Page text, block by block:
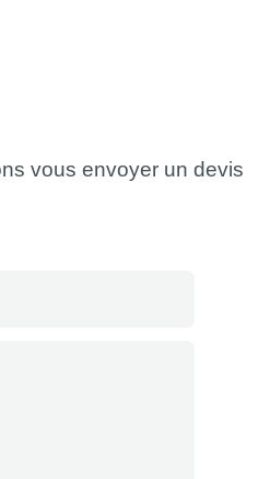
vous envoyer un devis